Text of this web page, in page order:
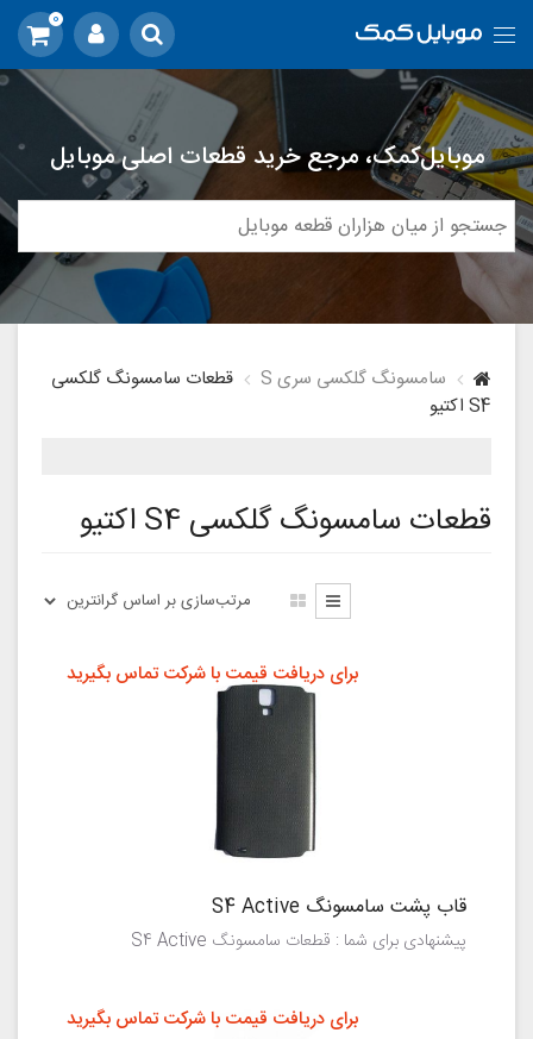
0
موبایل‌کمک، مرجع خرید قطعات اصلی موبایل
سامسونگ گلکسی سری S
قطعات سامسونگ گلکسی
S4 اکتیو
قطعات سامسونگ گلکسی S4 اکتیو
قاب پشت سامسونگ S4 Active
پیشنهادی برای شما : قطعات سامسونگ S4 Active
برای دریافت قیمت با شرکت تماس بگیرید
برای دریافت قیمت با شرکت تماس بگیرید